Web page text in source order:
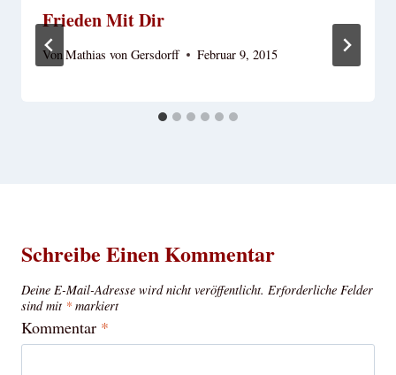
Frieden Mit Dir
VonMathias von Gersdorff Februar 9, 2015
Schreibe Einen Kommentar
Deine E-Mail-Adresse wird nicht veröffentlicht. Erforderliche Felder
sind mit * markiert
Kommentar *